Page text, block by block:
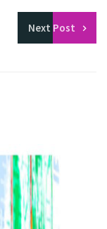
Next Post